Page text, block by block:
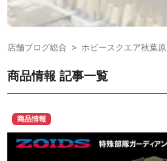
店舗ブログ総合 ホビースクエア秋葉原
商品情報 記事一覧
商品情報